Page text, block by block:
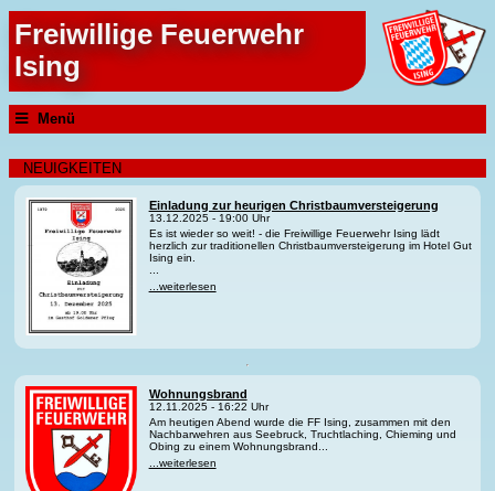
Freiwillige Feuerwehr
Ising
Menü
NEUIGKEITEN
Einladung zur heurigen Christbaumversteigerung
13.12.2025 - 19:00 Uhr
Es ist wieder so weit! - die Freiwillige Feuerwehr Ising lädt
herzlich zur traditionellen Christbaumversteigerung im Hotel Gut
Ising ein.
...weiterlesen
Wohnungsbrand
12.11.2025 - 16:22 Uhr
Am heutigen Abend wurde die FF Ising, zusammen mit den
Nachbarwehren aus Seebruck, Truchtlaching, Chieming und
Obing zu einem Wohnungsbrand...
...weiterlesen